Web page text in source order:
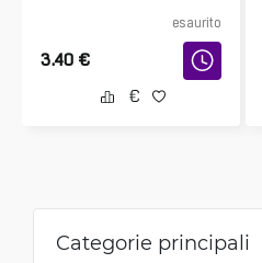
esaurito
3.40 €
Categorie principali